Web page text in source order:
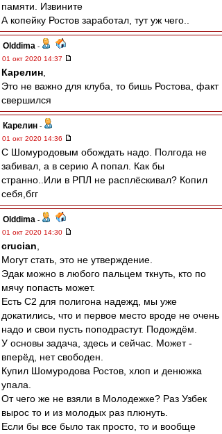
памяти. Извините
А копейку Ростов заработал, тут уж чего..
Olddima -
01 окт 2020 14:37
Карелин
Это не важно для клуба, то бишь Ростова, факт
свершился
Карелин -
01 окт 2020 14:36
С Шомуродовым обождать надо. Полгода не
забивал, а в серию А попал. Как бы
странно..Или в РПЛ не расплёскивал? Копил
себя,бгг
Olddima -
01 окт 2020 14:30
crucian
Могут стать, это не утверждение.
Эдак можно в любого пальцем ткнуть, кто по
мячу попасть может.
Есть С2 для полигона надежд, мы уже
докатились, что и первое место вроде не очень
надо и свои пусть поподрастут. Подождём.
У основы задача, здесь и сейчас. Может -
вперёд, нет свободен.
Купил Шомуродова Ростов, хлоп и денюжка
упала.
От чего же не взяли в Молодежке? Раз Узбек
вырос то и из молодых раз плюнуть.
Если бы все было так просто, то и вообще